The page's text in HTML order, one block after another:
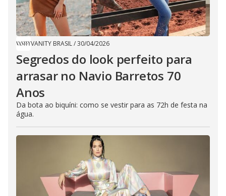
VANITY BRASIL/30/04/2026
Segredos do look perfeito para
arrasar no Navio Barretos 70
Anos
Da bota ao biquíni: como se vestir para as 72h de festa na
água.